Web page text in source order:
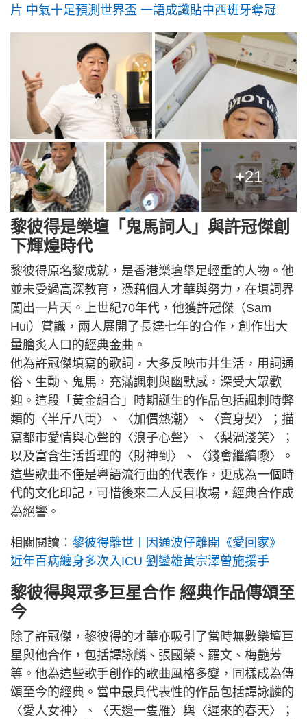
片 中氣十足預測世界盃 一語成讖貼中西班牙奪冠
+21
黎彼得是樂壇「鬼馬詞人」與許冠傑創
下輝煌時代
黎彼得原名黎成就，是香港樂壇舉足輕重的人物。他
並未受過高深教育，憑藉個人才華與努力，在填詞界
闖出一片天。上世紀70年代，他獲許冠傑（Sam
Hui）賞識，兩人展開了長達七年的合作，創作出大
量膾炙人口的經典金曲。
他為許冠傑填寫的歌詞，大多反映市井生活，用詞通
俗、生動、鬼馬，充滿諷刺與幽默感，深受大眾歡
迎。這段「黃金組合」時期誕生的作品包括諷刺時弊
類的〈半斤八両〉、〈加價熱潮〉、〈賣身契〉；描
寫都市愛情與心聲的〈浪子心聲〉、〈梨渦淺笑〉；
以及富含生活哲理的〈財神到〉、〈錢會繼續嚟〉。
這些歌曲不僅是粵語流行曲的代表作，更成為一個時
代的文化印記，可惜後來二人反目收場，經典合作成
為絕響。
相關閱讀： 黎彼得離世丨因通波仔離開《愛回家》
近年百病纏身多次入ICU 劉鑾雄黃宗澤曾施援手
黎彼得與眾多巨星合作 經典作品傳頌至
今
除了許冠傑，黎彼得的才華亦吸引了當時無數樂壇巨
星與他合作，包括譚詠麟、張國榮、羅文、梅艷芳
等。他為這些歌手創作的歌曲風格多變，同樣成為傳
頌至今的經典。當中最具代表性的作品包括譚詠麟的
〈愛人女神〉、〈天邊一隻雁〉與〈遲來的春天〉；